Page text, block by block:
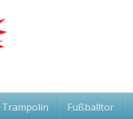
Trampolin Fußballtor